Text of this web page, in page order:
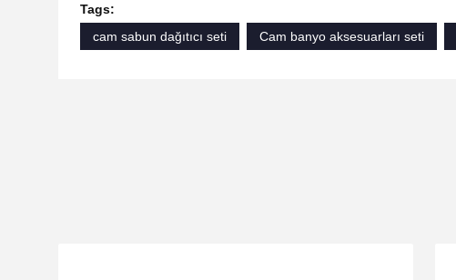
Tags:
cam sabun dağıtıcı seti
Cam banyo aksesuarları seti